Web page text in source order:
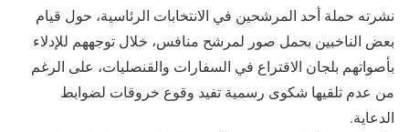
نشرته حملة أحد المرشحين في الانتخابات الرئاسية، حول قيام
بعض الناخبين بحمل صور لمرشح منافس، خلال توجههم للإدلاء
بأصواتهم بلجان الاقتراع في السفارات والقنصليات، على الرغم
من عدم تلقيها شكوى رسمية تفيد وقوع خروقات لضوابط
الدعاية.